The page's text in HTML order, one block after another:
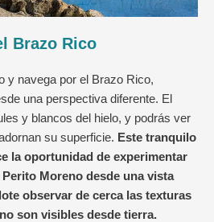
Brazo Rico
y navega por el Brazo Rico,
una perspectiva diferente. El
y blancos del hielo, y podrás ver
su superficie. Este tranquilo
la oportunidad de experimentar
Moreno desde una vista
observar de cerca las texturas
son visibles desde tierra.